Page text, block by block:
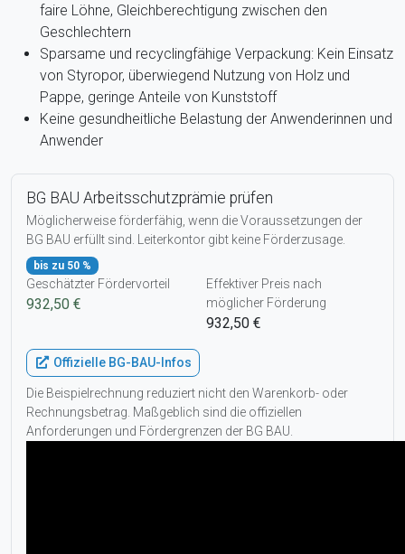
faire Löhne, Gleichberechtigung zwischen den
Geschlechtern
Sparsame und recyclingfähige Verpackung: Kein Einsatz
von Styropor, überwiegend Nutzung von Holz und
Pappe, geringe Anteile von Kunststoff
Keine gesundheitliche Belastung der Anwenderinnen und
Anwender
BG BAU Arbeitsschutzprämie prüfen
Möglicherweise förderfähig, wenn die Voraussetzungen der
BG BAU erfüllt sind. Leiterkontor gibt keine Förderzusage.
bis zu 50 %
Geschätzter Fördervorteil
932,50 €
Effektiver Preis nach
möglicher Förderung
932,50 €
Offizielle BG-BAU-Infos
Die Beispielrechnung reduziert nicht den Warenkorb- oder
Rechnungsbetrag. Maßgeblich sind die offiziellen
Anforderungen und Fördergrenzen der BG BAU.